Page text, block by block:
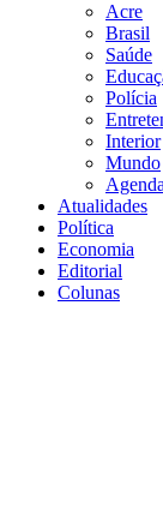
Acre
Brasil
Saúde
Polícia
Interior
Mundo
Atualidades
Política
Economia
Editorial
Colunas